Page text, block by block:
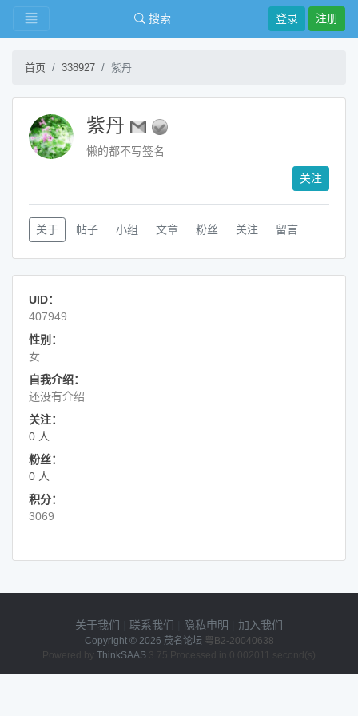
搜索 登录 注册
首页 338927 紫丹
紫丹
懒的都不写签名
关注
关于 帖子 小组 文章 粉丝 关注 留言
UID：
407949
性别：
女
自我介绍：
还没有介绍
关注：
0 人
粉丝：
0 人
积分：
3069
关于我们 联系我们 隐私申明 加入我们
Copyright © 2026 茂名论坛 粤B2-20040638
Powered by ThinkSAAS 3.75 Processed in 0.002011 second(s)